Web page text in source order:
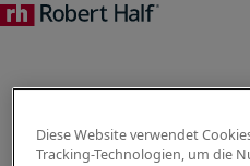
Diese Website verwendet
Tracking-Technologien, um die